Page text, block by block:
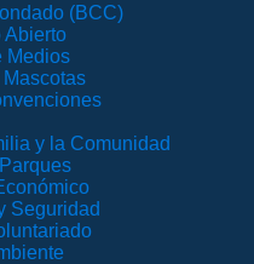
(BCC)
Abierto
Medios
y la Comunidad
Seguridad